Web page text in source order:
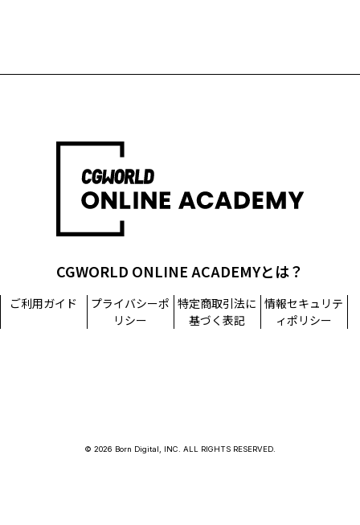
CGWORLD ONLINE ACADEMYとは？
ご利用ガイド
プライバシーポ
リシー
特定商取引法に
基づく表記
情報セキュリテ
ィポリシー
© 2026 Born Digital, INC. ALL RIGHTS RESERVED.